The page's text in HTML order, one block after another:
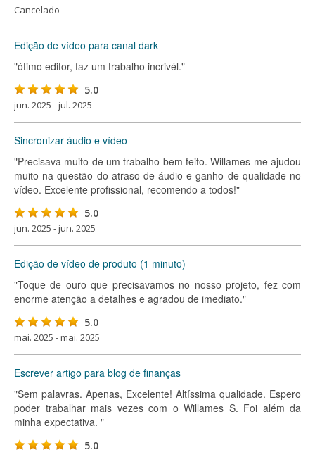
Cancelado
Edição de vídeo para canal dark
"ótimo editor, faz um trabalho incrivél."
5.0
jun. 2025 - jul. 2025
Sincronizar áudio e vídeo
"Precisava muito de um trabalho bem feito. Willames me ajudou
muito na questão do atraso de áudio e ganho de qualidade no
vídeo. Excelente profissional, recomendo a todos!"
5.0
jun. 2025 - jun. 2025
Edição de vídeo de produto (1 minuto)
"Toque de ouro que precisavamos no nosso projeto, fez com
enorme atenção a detalhes e agradou de imediato."
5.0
mai. 2025 - mai. 2025
Escrever artigo para blog de finanças
"Sem palavras. Apenas, Excelente! Altíssima qualidade. Espero
poder trabalhar mais vezes com o Willames S. Foi além da
minha expectativa. "
5.0